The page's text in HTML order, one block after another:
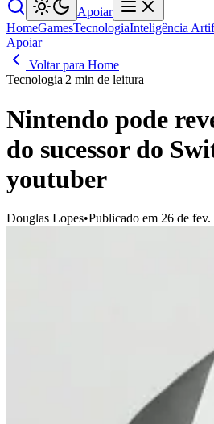
Apoiar
HomeGamesTecnologiaInteligência
Apoiar
Voltar para Home
Tecnologia|2 min de leitura
Nintendo pode
do sucessor do
youtuber
Douglas Lopes•Publicado em 26 de fev.